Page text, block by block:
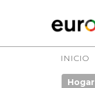
INICIO
Hogar